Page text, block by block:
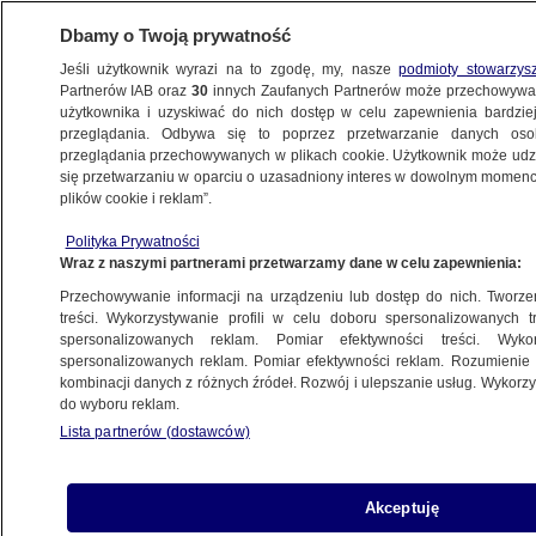
BIZNES
NAJNOWSZE
3 proc.
17.01.2014, 15:02
Udostępnij
Dbamy o Twoją prywatność
Jeśli użytkownik wyrazi na to zgodę, my, naszepodmioty
Partnerów IAB oraz30 innych Zaufanych Partnerów może
użytkownika i uzyskiwać do nich dostęp w celu zapewnienia
przeglądania. Odbywa się to poprzez przetwarzanie danych
przeglądania przechowywanych w plikach cookie. Użytkownik może
się przetwarzaniu w oparciu o uzasadniony interes w dowolnym
plików cookie i reklam”.
Polityka Prywatności
Wraz z naszymi partnerami przetwarzamy dane w celu zapewnienia:
Przechowywanie informacji na urządzeniu lub dostęp do nich.
treści. Wykorzystywanie profili w celu doboru spersonalizowanych
spersonalizowanych reklam. Pomiar efektywności treści.
spersonalizowanych reklam. Pomiar efektywności reklam.
kombinacji danych z różnych źródeł. Rozwój i ulepszanie usług.
do wyboru reklam.
Lista partnerów (dostawców)
Akceptuję